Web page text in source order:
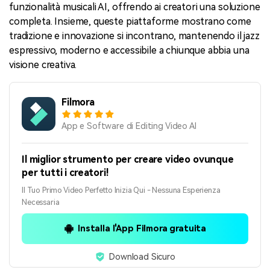
funzionalità musicali AI, offrendo ai creatori una soluzione
completa. Insieme, queste piattaforme mostrano come
tradizione e innovazione si incontrano, mantenendo il jazz
espressivo, moderno e accessibile a chiunque abbia una
visione creativa.
Filmora
App e Software di Editing Video AI
Il miglior strumento per creare video ovunque
per tutti i creatori!
Il Tuo Primo Video Perfetto Inizia Qui - Nessuna Esperienza
Necessaria
Installa l'App Filmora gratuita
Download Sicuro